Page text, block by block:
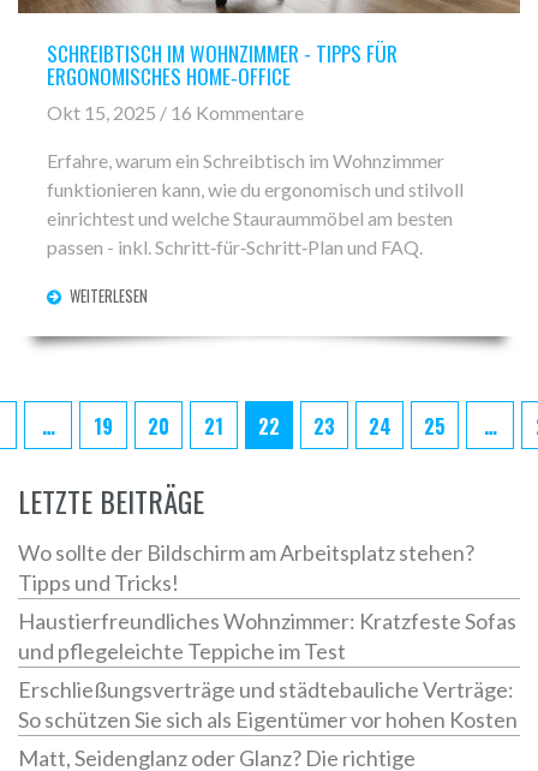
SCHREIBTISCH IM WOHNZIMMER - TIPPS FÜR
ERGONOMISCHES HOME‑OFFICE
Okt 15, 2025 / 16 Kommentare
Erfahre, warum ein Schreibtisch im Wohnzimmer
funktionieren kann, wie du ergonomisch und stilvoll
einrichtest und welche Stauraummöbel am besten
passen - inkl. Schritt‑für‑Schritt‑Plan und FAQ.
WEITERLESEN
… 19 20 21 22 23 24 25 …
LETZTE BEITRÄGE
Wo sollte der Bildschirm am Arbeitsplatz stehen?
Tipps und Tricks!
Haustierfreundliches Wohnzimmer: Kratzfeste Sofas
und pflegeleichte Teppiche im Test
Erschließungsverträge und städtebauliche Verträge:
So schützen Sie sich als Eigentümer vor hohen Kosten
Matt, Seidenglanz oder Glanz? Die richtige